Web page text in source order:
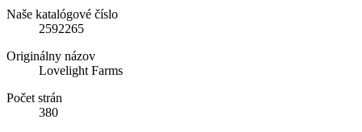
Naše katalógové číslo
2592265
Originálny názov
Lovelight Farms
Počet strán
380